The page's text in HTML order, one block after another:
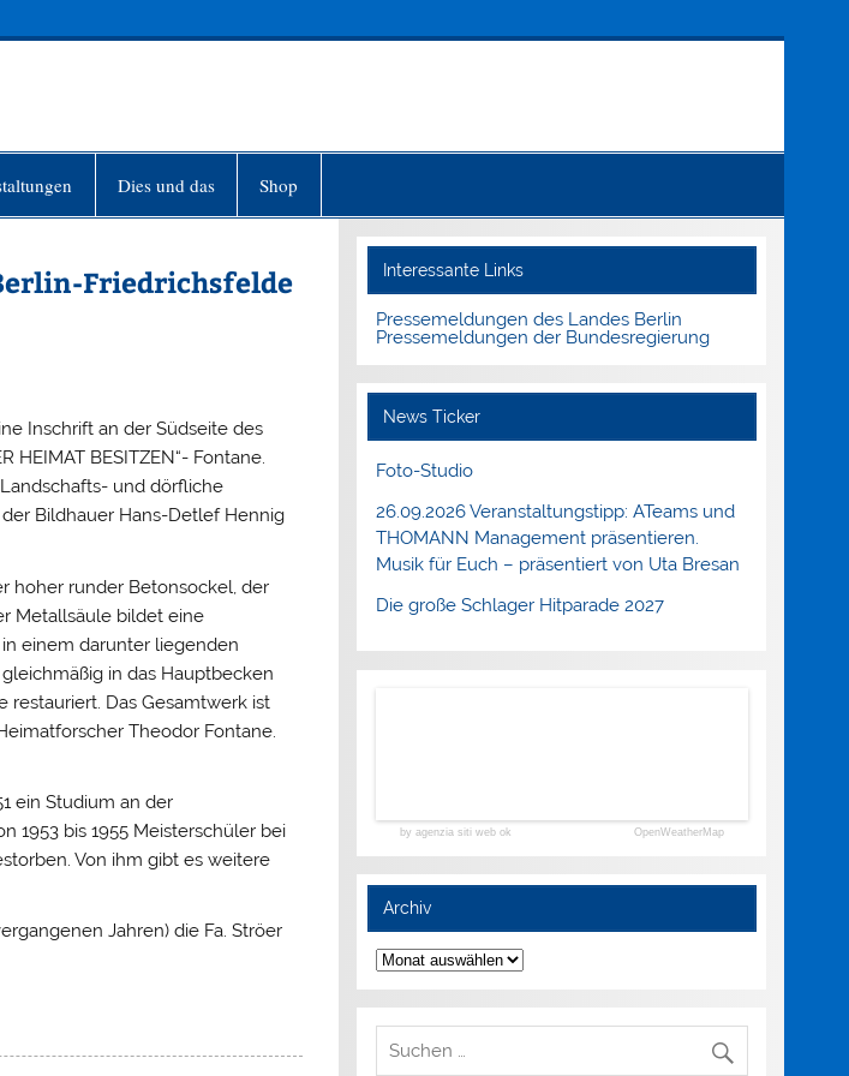
Dies und das Shop
Friedrichsfelde
Inschrift an der Südseite des
HEIMAT BESITZEN“- Fontane.
und dörfliche
Bildhauer Hans-Detlef Hennig
hoher runder Betonsockel, der
Metallsäule bildet eine
einem darunter liegenden
in das Hauptbecken
restauriert. Das Gesamtwerk ist
Theodor Fontane.
ein Studium an der
1953 bis 1955 Meisterschüler bei
Von ihm gibt es weitere
Jahren) die Fa. Ströer
Interessante Links
Pressemeldungen des Landes Berlin
Pressemeldungen der Bundesregierung
News Ticker
Foto-Studio
26.09.2026 Veranstaltungstipp: ATeams und
THOMANN Management präsentieren.
Musik für Euch – präsentiert von Uta Bresan
Die große Schlager Hitparade 2027
by agenzia siti web ok OpenWeatherMap
Archiv
Archiv